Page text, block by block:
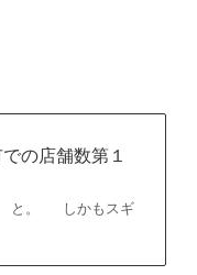
の店舗数第１
と。 しかもスギ